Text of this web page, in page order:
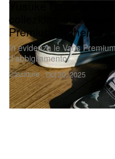
Calzature
Yusuke Hanai e
collezione
Premium Authentic
In evidenza le Vans
d’abbigliamento.
Oct 30, 2025